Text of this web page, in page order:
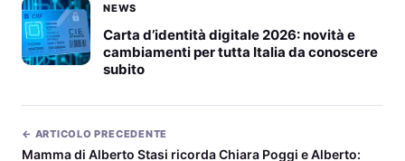
NEWS
Carta d’identità digitale 2026: novità e
cambiamenti per tutta Italia da conoscere
subito
← ARTICOLO PRECEDENTE
Mamma di Alberto Stasi ricorda Chiara Poggi e Alberto: